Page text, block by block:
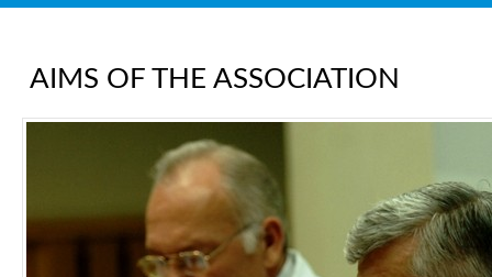
AIMS OF THE ASSOCIATION